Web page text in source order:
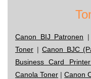
Canon BIJ Patronen
Toner |Canon BJC
Business Card
Canola Toner |Canon